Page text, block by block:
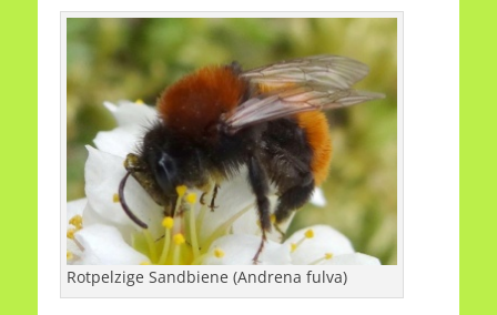
Rotpelzige Sandbiene (Andrena fulva)